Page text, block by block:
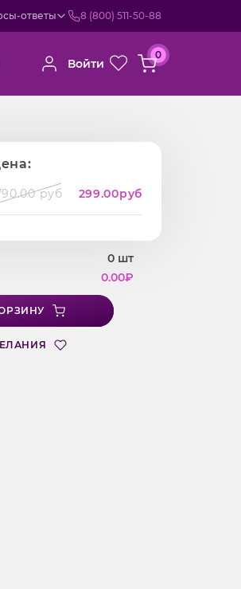
ответы 8 (800) 511-50-88
Войти
0
руб 299.00руб
0 шт
0.00₽